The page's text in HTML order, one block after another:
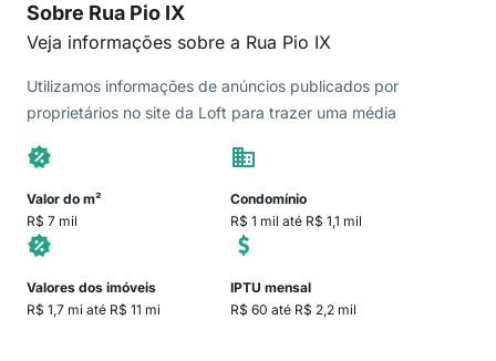
Sobre Rua Pio IX
Veja informações sobre a Rua Pio IX
Utilizamos informações de anúncios publicados por
proprietários no site da Loft para trazer uma média
Valor do m²
R$ 7 mil
Condomínio
R$ 1 mil até R$ 1,1 mil
Valores dos imóveis
R$ 1,7 mi até R$ 11 mi
IPTU mensal
R$ 60 até R$ 2,2 mil